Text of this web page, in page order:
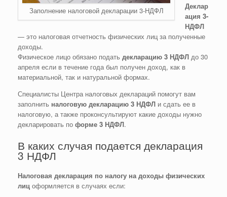
Заполнение налоговой декларации 3-НДФЛ
Деклар
ация 3-
НДФЛ
— это налоговая отчетность физических лиц за полученные
доходы.
Физическое лицо обязано подать декларацию 3 НДФЛ до 30
апреля если в течение года был получен доход, как в
материальной, так и натуральной формах.
Специалисты Центра налоговых деклараций помогут вам
заполнить налоговую декларацию 3 НДФЛ и сдать ее в
налоговую, а также проконсультируют какие доходы нужно
декларировать по форме 3 НДФЛ.
В каких случая подается декларация
3 НДФЛ
Налоговая декларация по налогу на доходы физических
лиц оформляется в случаях если: